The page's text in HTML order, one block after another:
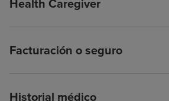
Facturación o seguro
Historial médico